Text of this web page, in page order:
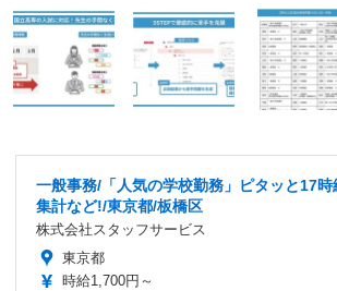
一般事務/「人気の学校勤務」ピタッと17
集計など!/東京都/板橋区
株式会社スタッフサービス
東京都
時給1,700円～